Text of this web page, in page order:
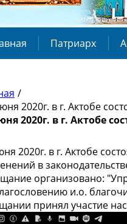
Патриарх
/
2020г. в г. Актобе
2020г. в г. Актобе
2020г. в г. Актобе
в
организовано:
и.о.
принял участие